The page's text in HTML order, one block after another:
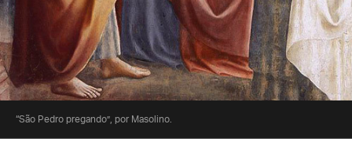
“São Pedro pregando”, por Masolino.